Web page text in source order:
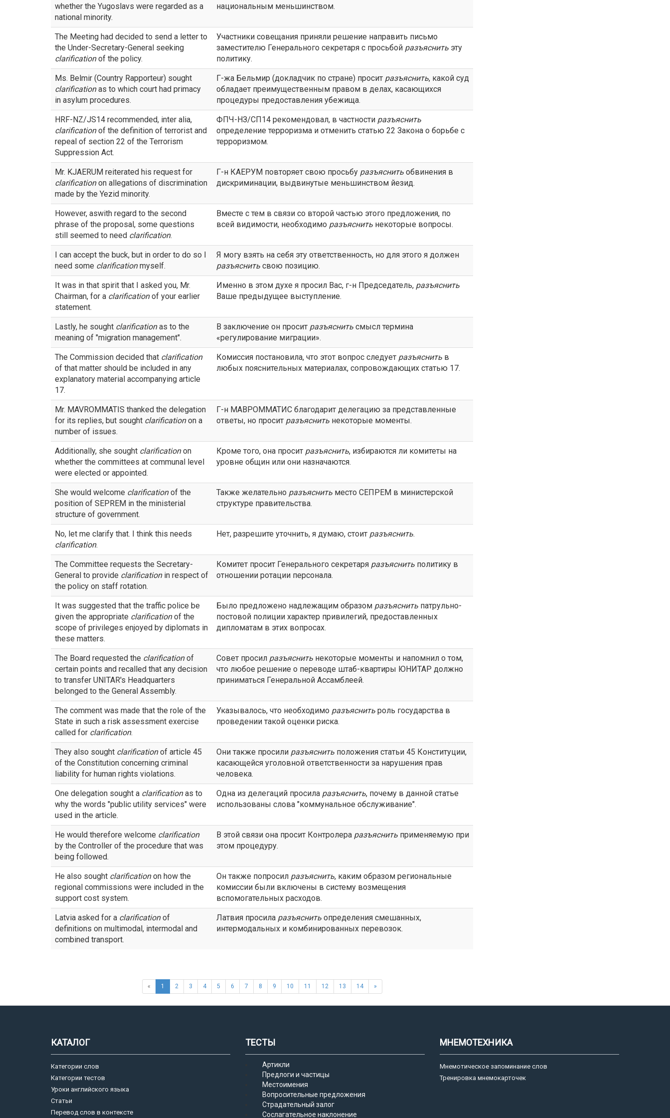
whether the Yugoslavs were regarded as a
national minority.
национальным меньшинством.
The Meeting had decided to send a letter to
the Under-Secretary-General seeking
clarificationof the policy.
Участники совещания приняли решение направить письмо
заместителю Генерального секретаря с просьбой разъяснить эту
политику.
Ms. Belmir (Country Rapporteur) sought
clarificationas to which court had primacy
in asylum procedures.
Г-жа Бельмир (докладчик по стране) просит разъяснить, какой суд
обладает преимущественным правом в делах, касающихся
процедуры предоставления убежища.
HRF-NZ/JS14 recommended, inter alia,
clarificationof the definition of terrorist and
repeal of section 22 of the Terrorism
Suppression Act.
ФПЧ-НЗ/СП14 рекомендовал, в частности разъяснить
определение терроризма и отменить статью 22 Закона о борьбе с
терроризмом.
Mr. KJAERUM reiterated his request for
clarificationon allegations of discrimination
made by the Yezid minority.
Г-н КАЕРУМ повторяет свою просьбу разъяснить обвинения в
дискриминации, выдвинутые меньшинством йезид.
However, aswith regard to the second
phrase of the proposal, some questions
still seemed to need clarification.
Вместе с тем в связи со второй частью этого предложения, по
всей видимости, необходимо разъяснить некоторые вопросы.
I can accept the buck, but in order to do so I
need some clarificationmyself.
Я могу взять на себя эту ответственность, но для этого я должен
разъяснить свою позицию.
It was in that spirit that I asked you, Mr.
Chairman, for a clarificationof your earlier
statement.
Именно в этом духе я просил Вас, г-н Председатель, разъяснить
Ваше предыдущее выступление.
Lastly, he sought clarificationas to the
meaning of "migration management".
В заключение он просит разъяснить смысл термина
«регулирование миграции».
The Commission decided that clarification
of that matter should be included in any
explanatory material accompanying article
17.
Комиссия постановила, что этот вопрос следует разъяснить в
любых пояснительных материалах, сопровождающих статью 17.
Mr. MAVROMMATIS thanked the delegation
for its replies, but sought clarificationon a
number of issues.
Г-н МАВРОММАТИС благодарит делегацию за представленные
ответы, но просит разъяснить некоторые моменты.
Additionally, she sought clarificationon
whether the committees at communal level
were elected or appointed.
Кроме того, она просит разъяснить, избираются ли комитеты на
уровне общин или они назначаются.
She would welcome clarificationof the
position of SEPREM in the ministerial
structure of government.
Также желательно разъяснить место СЕПРЕМ в министерской
структуре правительства.
No, let me clarify that. I think this needs
clarification.
Нет, разрешите уточнить, я думаю, стоит разъяснить.
The Committee requests the Secretary-
General to provide clarificationin respect of
the policy on staff rotation.
Комитет просит Генерального секретаря разъяснить политику в
отношении ротации персонала.
It was suggested that the traffic police be
given the appropriate clarificationof the
scope of privileges enjoyed by diplomats in
these matters.
Было предложено надлежащим образом разъяснить патрульно-
постовой полиции характер привилегий, предоставленных
дипломатам в этих вопросах.
The Board requested the clarificationof
certain points and recalled that any decision
to transfer UNITAR's Headquarters
belonged to the General Assembly.
Совет просил разъяснить некоторые моменты и напомнил о том,
что любое решение о переводе штаб-квартиры ЮНИТАР должно
приниматься Генеральной Ассамблеей.
The comment was made that the role of the
State in such a risk assessment exercise
called for clarification.
Указывалось, что необходимо разъяснить роль государства в
проведении такой оценки риска.
They also sought clarificationof article 45
of the Constitution concerning criminal
liability for human rights violations.
Они также просили разъяснить положения статьи 45 Конституции,
касающейся уголовной ответственности за нарушения прав
человека.
One delegation sought a clarificationas to
why the words "public utility services" were
used in the article.
Одна из делегаций просила разъяснить, почему в данной статье
использованы слова "коммунальное обслуживание".
He would therefore welcome clarification
by the Controller of the procedure that was
being followed.
В этой связи она просит Контролера разъяснить применяемую при
этом процедуру.
He also sought clarificationon how the
regional commissions were included in the
support cost system.
Он также попросил разъяснить, каким образом региональные
комиссии были включены в систему возмещения
вспомогательных расходов.
Latvia asked for a clarificationof
definitions on multimodal, intermodal and
combined transport.
Латвия просила разъяснить определения смешанных,
интермодальных и комбинированных перевозок.
« 1 2 3 4 5 6 7 8 9 10 11 12 13 14 »
КАТАЛОГ
Категории слов
Категории тестов
Уроки английского языка
Статьи
Перевод слов в контексте
ТЕСТЫ
Артикли
Предлоги и частицы
Местоимения
Вопросительные предложения
Страдательный залог
Сослагательное наклонение
МНЕМОТЕХНИКА
Мнемотическое запоминание слов
Тренировка мнемокарточек